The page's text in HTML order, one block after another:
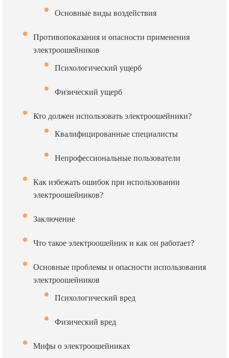
Основные виды воздействия
Противопоказания и опасности применения
электроошейников
Психологический ущерб
Физический ущерб
Кто должен использовать электроошейники?
Квалифицированные специалисты
Непрофессиональные пользователи
Как избежать ошибок при использовании
электроошейников?
Заключение
Что такое электроошейник и как он работает?
Основные проблемы и опасности использования
электроошейников
Психологический вред
Физический вред
Мифы о электроошейниках